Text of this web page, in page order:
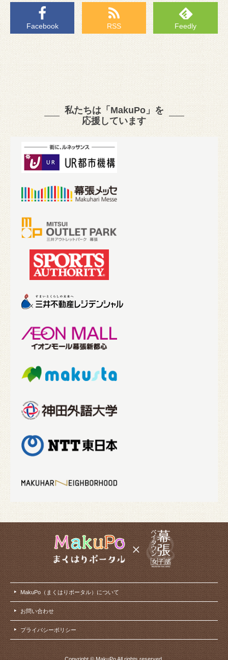
Facebook RSS Feedly
私たちは「MakuPo」を
応援しています
MakuPo（まくはりポータル）について
お問い合わせ
プライバシーポリシー